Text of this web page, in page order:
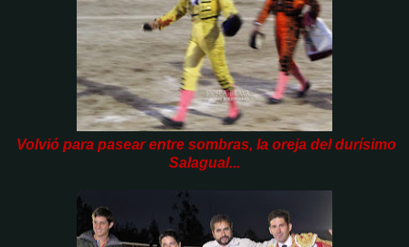
Volvió para pasear entre sombras, la oreja del durísimo
Salagual...